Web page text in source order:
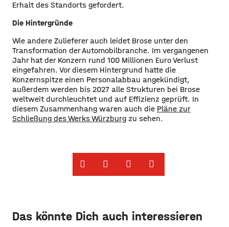
Erhalt des Standorts gefordert.
Die Hintergründe
Wie andere Zulieferer auch leidet Brose unter den
Transformation der Automobilbranche. Im vergangenen
Jahr hat der Konzern rund 100 Millionen Euro Verlust
eingefahren. Vor diesem Hintergrund hatte die
Konzernspitze einen Personalabbau angekündigt,
außerdem werden bis 2027 alle Strukturen bei Brose
weltweit durchleuchtet und auf Effizienz geprüft. In
diesem Zusammenhang waren auch die Pläne zur
Schließung des Werks Würzburg zu sehen.
Das könnte Dich auch interessieren